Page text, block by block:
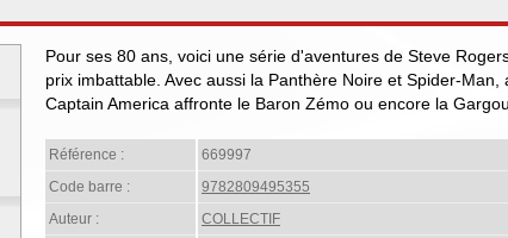
Pour ses 80 ans, voici une série d'aventures de Steve
prix imbattable. Avec aussi la Panthère Noire et Spider-Man,
Captain America affronte le Baron Zémo ou encore la
Référence :
669997
Code barre :
9782809495355
Auteur :
COLLECTIF